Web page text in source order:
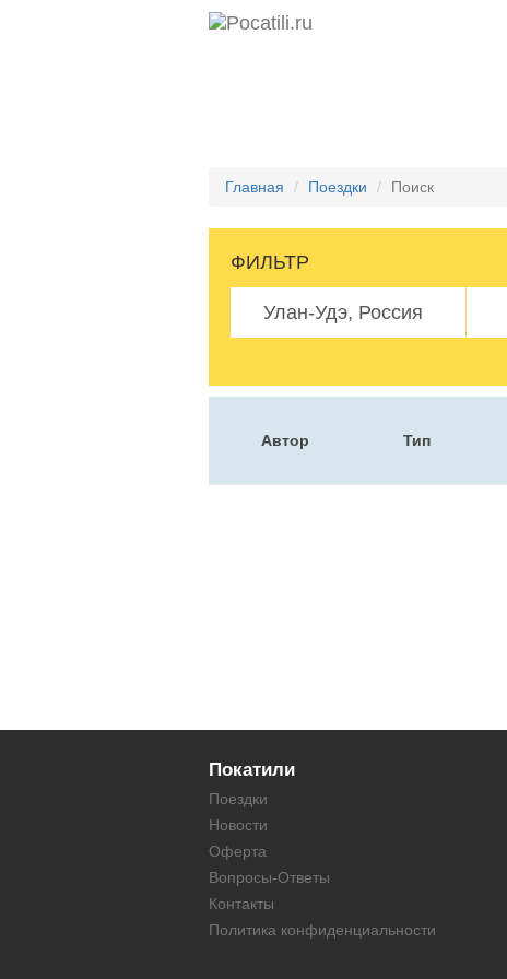
Главная Поездки Поиск
ФИЛЬТР
Автор Тип
Покатили
Поездки
Новости
Оферта
Вопросы-Ответы
Контакты
Политика конфиденциальности